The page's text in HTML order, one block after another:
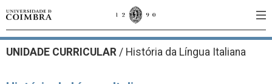
UNIDADE CURRICULAR / História da Língua Italiana